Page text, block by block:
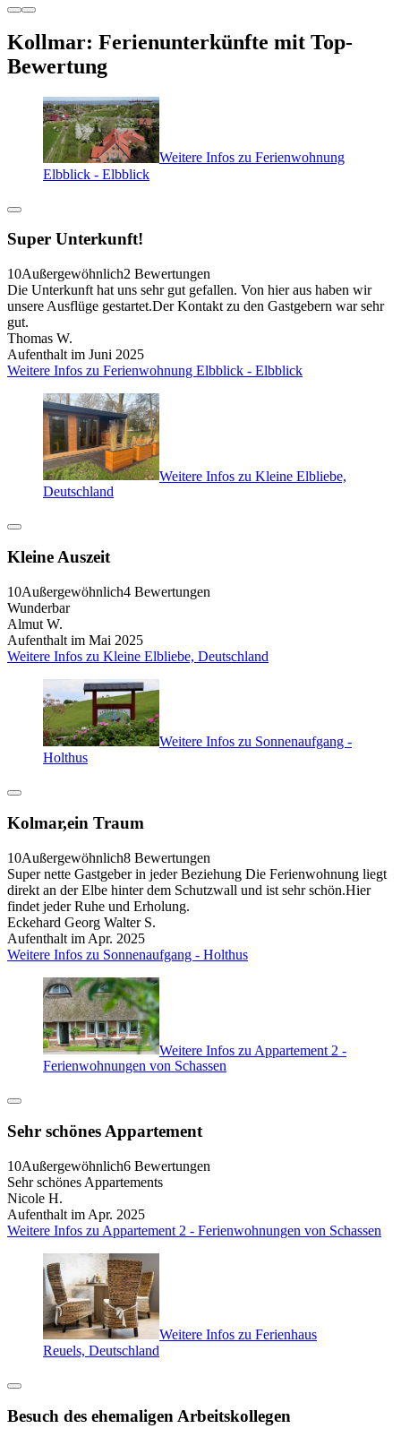
Kollmar: Ferienunterkünfte mit Top-
Bewertung
Weitere Infos zu Ferienwohnung
Elbblick - Elbblick
Super Unterkunft!
10Außergewöhnlich2 Bewertungen
Die Unterkunft hat uns sehr gut gefallen. Von hier aus haben wir
unsere Ausflüge gestartet.Der Kontakt zu den Gastgebern war sehr
gut.
Thomas W.
Aufenthalt im Juni 2025
Weitere Infos zu Ferienwohnung Elbblick - Elbblick
Weitere Infos zu Kleine Elbliebe,
Deutschland
Kleine Auszeit
10Außergewöhnlich4 Bewertungen
Wunderbar
Almut W.
Aufenthalt im Mai 2025
Weitere Infos zu Kleine Elbliebe, Deutschland
Weitere Infos zu Sonnenaufgang -
Holthus
Kolmar,ein Traum
10Außergewöhnlich8 Bewertungen
Super nette Gastgeber in jeder Beziehung Die Ferienwohnung liegt
direkt an der Elbe hinter dem Schutzwall und ist sehr schön.Hier
findet jeder Ruhe und Erholung.
Eckehard Georg Walter S.
Aufenthalt im Apr. 2025
Weitere Infos zu Sonnenaufgang - Holthus
Weitere Infos zu Appartement 2 -
Ferienwohnungen von Schassen
Sehr schönes Appartement
10Außergewöhnlich6 Bewertungen
Sehr schönes Appartements
Nicole H.
Aufenthalt im Apr. 2025
Weitere Infos zu Appartement 2 - Ferienwohnungen von Schassen
Weitere Infos zu Ferienhaus
Reuels, Deutschland
Besuch des ehemaligen Arbeitskollegen